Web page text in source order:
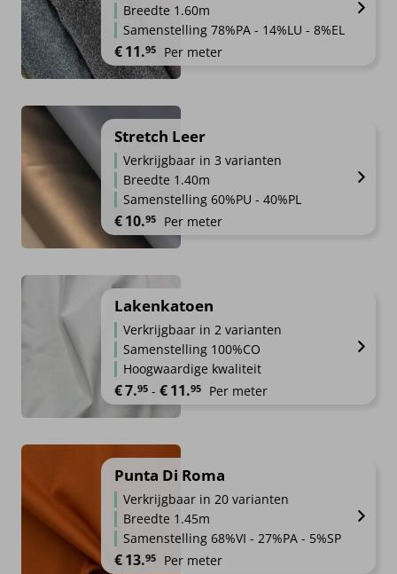
Breedte 1.60m
Samenstelling 78%PA - 14%LU - 8%EL
€11.95 Per meter
Stretch Leer
Verkrijgbaar in 3 varianten
Breedte 1.40m
Samenstelling 60%PU - 40%PL
€10.95 Per meter
Lakenkatoen
Verkrijgbaar in 2 varianten
Samenstelling 100%CO
Hoogwaardige kwaliteit
€7.95 - €11.95 Prijsklasse: €7.95 tot €11.95
Per meter
Punta Di Roma
Verkrijgbaar in 20 varianten
Breedte 1.45m
Samenstelling 68%VI - 27%PA - 5%SP
€13.95 Per meter